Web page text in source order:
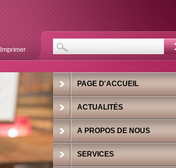
PAGE D'ACCUEIL
ACTUALITÉS
A PROPOS DE NOUS
SERVICES
Imprimer